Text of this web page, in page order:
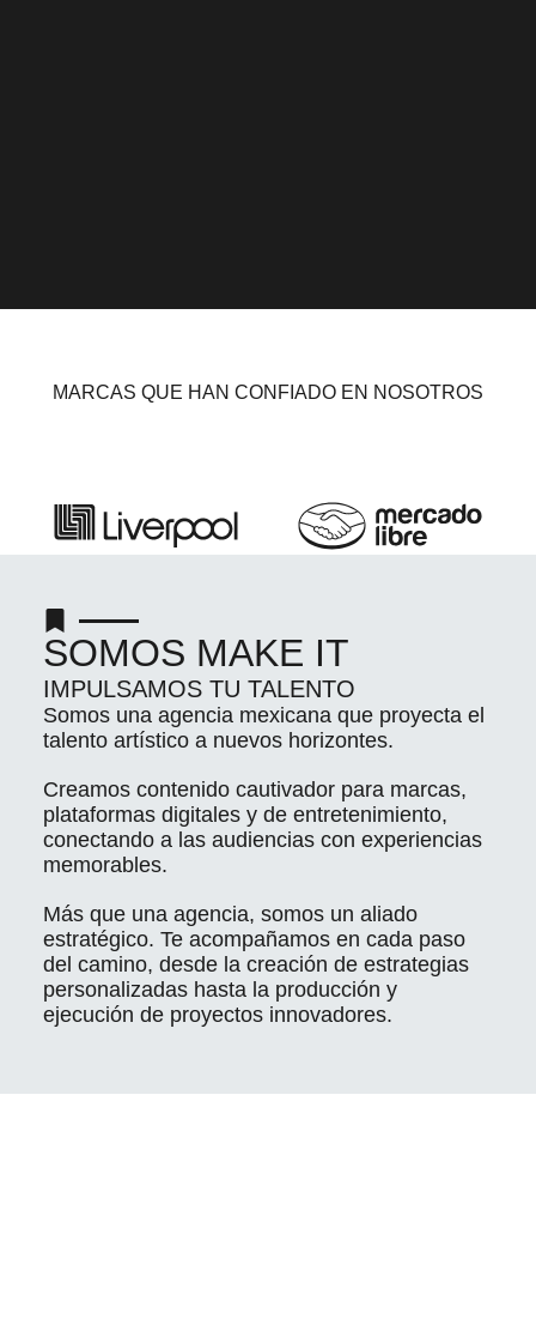
MARCAS QUE HAN CONFIADO EN NOSOTROS
SOMOS MAKE IT
IMPULSAMOS TU TALENTO
Somos una agencia mexicana que proyecta el
talento artístico a nuevos horizontes.
Creamos contenido cautivador para marcas,
plataformas digitales y de entretenimiento,
conectando a las audiencias con experiencias
memorables.
Más que una agencia, somos un aliado
estratégico. Te acompañamos en cada paso
del camino, desde la creación de estrategias
personalizadas hasta la producción y
ejecución de proyectos innovadores.